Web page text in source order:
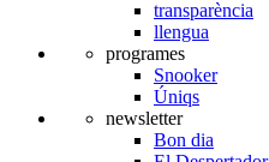
transparència
llengua
programes
Snooker
Úniqs
newsletter
Bon dia